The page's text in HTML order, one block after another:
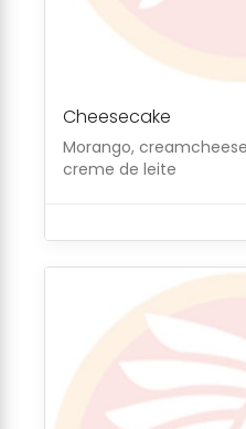
Cheesecake
Morango,
creme de leite